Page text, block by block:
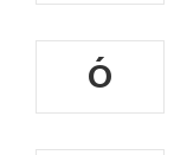
Ó